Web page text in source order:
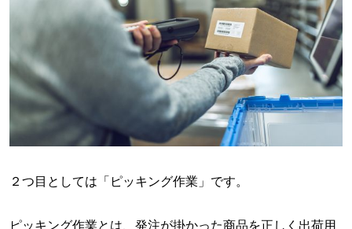
２つ目としては「ピッキング作業」です。
ピッキング作業とは、発注が掛かった商品を正しく出荷用